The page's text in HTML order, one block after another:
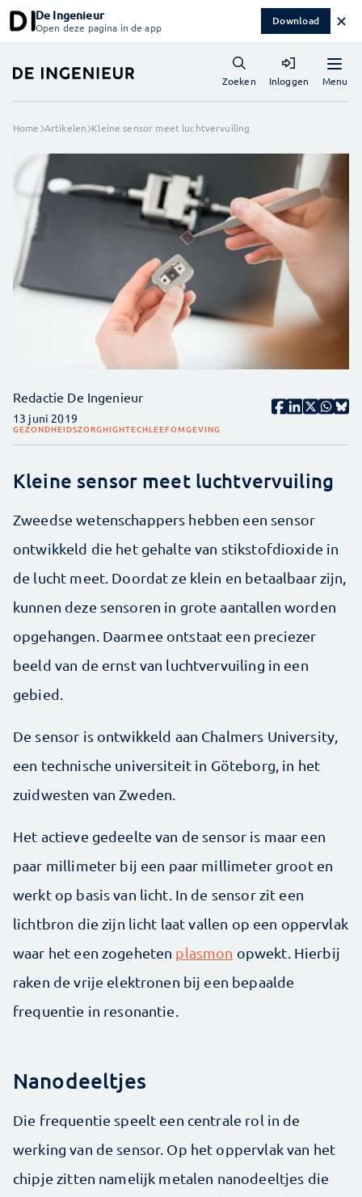
De Ingenieur
Open deze pagina in de app Download ✕
Menu
Zoeken Inloggen
Home Artikelen Kleine sensor meet luchtvervuiling
Redactie De Ingenieur
13 juni 2019
GEZONDHEIDSZORGHIGHTECHLEEFOMGEVING
Kleine sensor meet luchtvervuiling
Zweedse wetenschappers hebben een sensor
ontwikkeld die het gehalte van stikstofdioxide in
de lucht meet. Doordat ze klein en betaalbaar zijn,
kunnen deze sensoren in grote aantallen worden
opgehangen. Daarmee ontstaat een preciezer
beeld van de ernst van luchtvervuiling in een
gebied.
De sensor is ontwikkeld aan Chalmers University,
een technische universiteit in Göteborg, in het
zuidwesten van Zweden.
Het actieve gedeelte van de sensor is maar een
paar millimeter bij een paar millimeter groot en
werkt op basis van licht. In de sensor zit een
lichtbron die zijn licht laat vallen op een oppervlak
waar het een zogeheten plasmon opwekt. Hierbij
raken de vrije elektronen bij een bepaalde
frequentie in resonantie.
Nanodeeltjes
Die frequentie speelt een centrale rol in de
werking van de sensor. Op het oppervlak van het
chipje zitten namelijk metalen nanodeeltjes die